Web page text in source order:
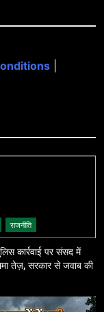
राजनीति
कार्रवाई पर संसद में
तेज़, सरकार से जवाब की